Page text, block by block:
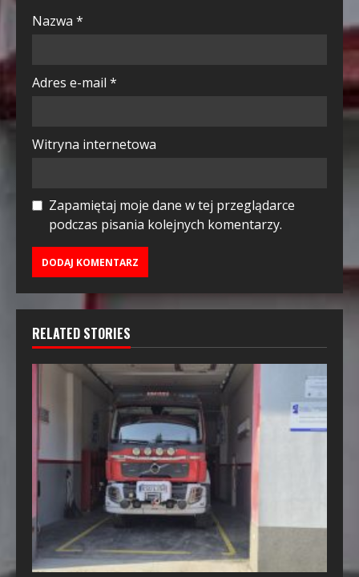
Nazwa *
Adres e-mail *
Witryna internetowa
Zapamiętaj moje dane w tej przeglądarce
podczas pisania kolejnych komentarzy.
RELATED STORIES